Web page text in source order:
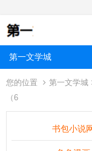
第一文学城
您的位置 第一文学城
（6
书包小说